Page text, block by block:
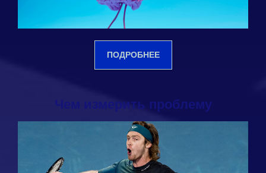
ПОДРОБНЕЕ
Чем измерить проблему